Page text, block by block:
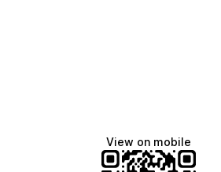
View on mobile